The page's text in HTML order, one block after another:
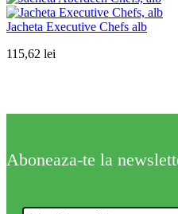
Jacheta Executive Chefs alb
115,62 lei
Aboneaza-te la